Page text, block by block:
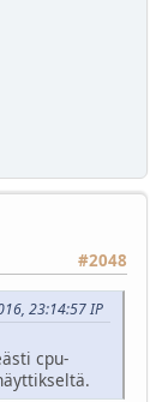
#2048
23:14:57 IP
cpu-